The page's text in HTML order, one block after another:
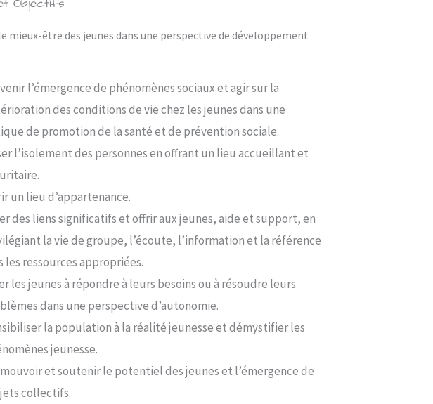
Objectifs
mieux-être des jeunes dans une perspective de développement
l’émergence de phénomènes sociaux et agir sur la
des conditions de vie chez les jeunes dans une
de promotion de la santé et de prévention sociale.
l’isolement des personnes en offrant un lieu accueillant et
un lieu d’appartenance.
des liens significatifs et offrir aux jeunes, aide et support, en
la vie de groupe, l’écoute, l’information et la référence
les ressources appropriées.
les jeunes à répondre à leurs besoins ou à résoudre leurs
dans une perspective d’autonomie.
la population à la réalité jeunesse et démystifier les
jeunesse.
et soutenir le potentiel des jeunes et l’émergence de
collectifs.